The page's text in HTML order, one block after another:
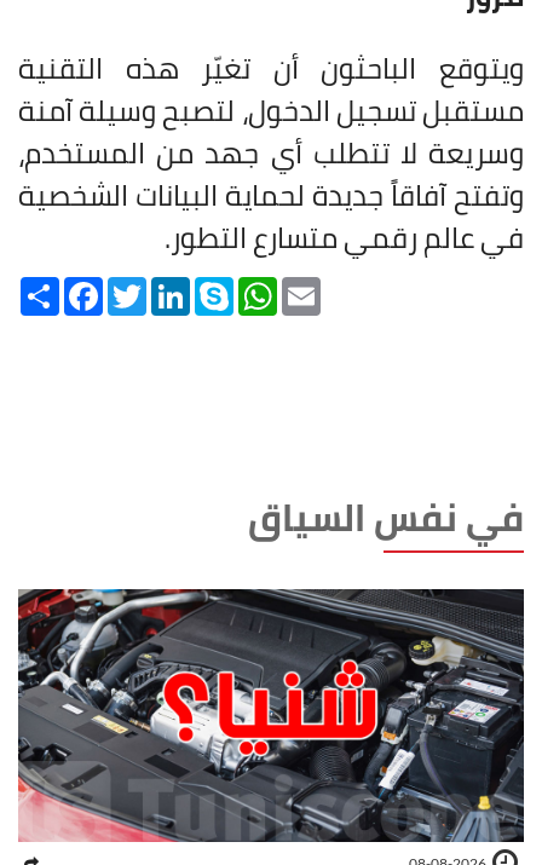
ويتوقع الباحثون أن تغيّر هذه التقنية
مستقبل تسجيل الدخول، لتصبح وسيلة آمنة
وسريعة لا تتطلب أي جهد من المستخدم،
وتفتح آفاقاً جديدة لحماية البيانات الشخصية
في عالم رقمي متسارع التطور.
Share FacebookTwitterLinkedInSkype WhatsApp
في نفس السياق